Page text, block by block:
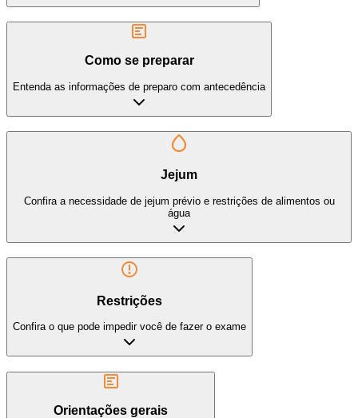
Como se preparar
Entenda as informações de preparo com antecedência
Jejum
Confira a necessidade de jejum prévio e restrições de alimentos ou
água
Restrições
Confira o que pode impedir você de fazer o exame
Orientações gerais